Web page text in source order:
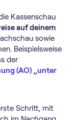
Kassenschau
auf deinem
sowie
Beispielsweise
der
(AO) „unter
Schritt, mit